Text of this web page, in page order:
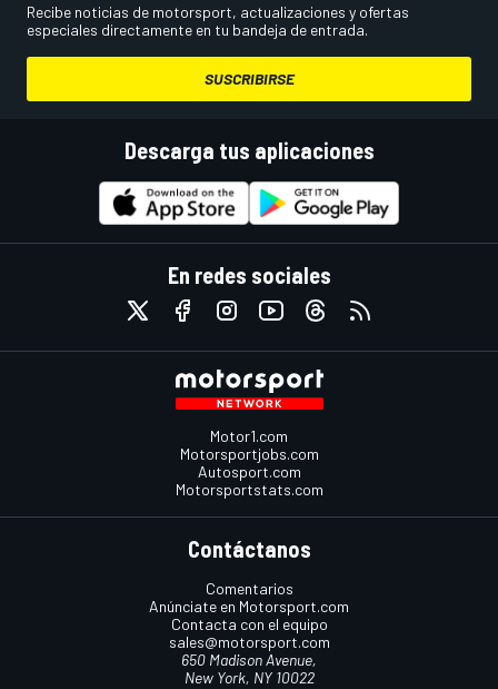
Recibe noticias de motorsport, actualizaciones y ofertas
especiales directamente en tu bandeja de entrada.
SUSCRIBIRSE
Descarga tus aplicaciones
En redes sociales
Motor1.com
Motorsportjobs.com
Autosport.com
Motorsportstats.com
Contáctanos
Comentarios
Anúnciate en Motorsport.com
Contacta con el equipo
sales@motorsport.com
650 Madison Avenue,
New York, NY 10022